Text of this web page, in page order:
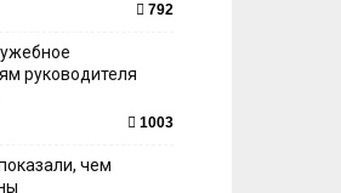
792
руководителя
1003
чем